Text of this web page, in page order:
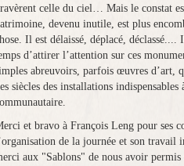
celle du ciel… Mais le constat
devenu inutile, est plus
Il est délaissé, déplacé, déclassé....
d’attirer l’attention sur ces
abreuvoirs, parfois œuvres d’art,
siècles des installations indispensables
et bravo à François Leng pour ses
de la journée et son travail
aux "Sablons" de nous avoir